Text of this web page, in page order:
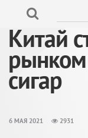
Китай
сигар
6 МАЯ 2021 2931